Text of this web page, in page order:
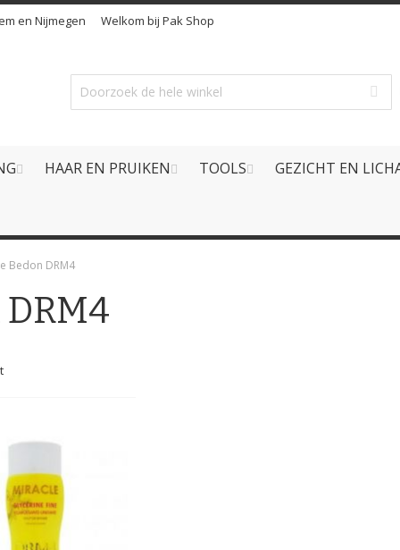
en Nijmegen Welkom bij Pak Shop
HAAR EN PRUIKEN TOOLS GEZICHT EN
Bedon DRM4